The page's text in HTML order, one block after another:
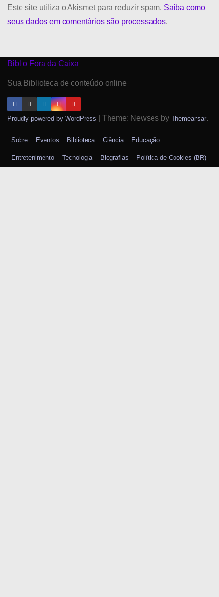
Este site utiliza o Akismet para reduzir spam. Saiba como
seus dados em comentários são processados.
Biblio Fora da Caixa
Sua Biblioteca de conteúdo online
Proudly powered by WordPress Theme: Newses by Themeansar.
Sobre Eventos Biblioteca Ciência Educação
Entretenimento Tecnologia Biografias Política de Cookies (BR)